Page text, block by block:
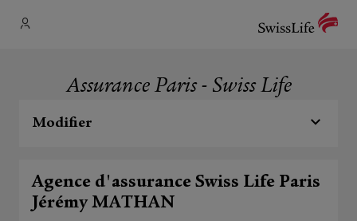
Assurance Paris - Swiss Life
Modifier
Agence d'assurance Swiss Life Paris
Jérémy MATHAN